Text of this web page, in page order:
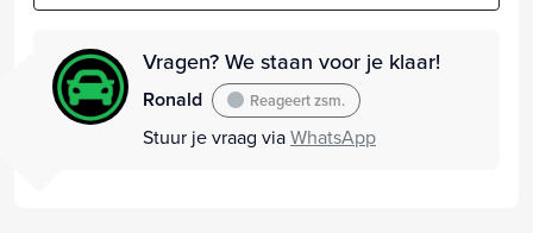
Vragen? We staan voor je klaar!
Ronald Reageert zsm.
Stuur je vraag viaWhatsApp